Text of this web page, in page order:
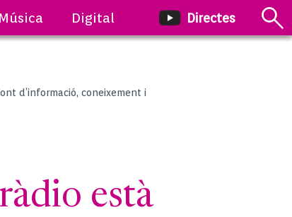
Música Digital Directes
d’informació, coneixement i
està